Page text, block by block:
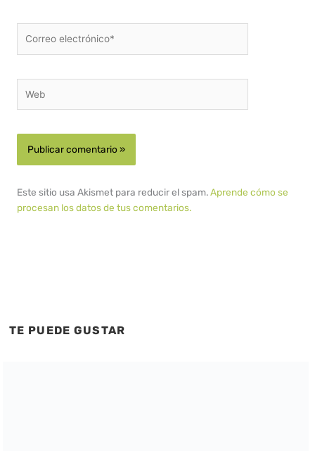
electrónico*
Este sitio usa Akismet para reducir el spam.Aprende cómo se
procesan los datos de tus comentarios.
TE PUEDE GUSTAR